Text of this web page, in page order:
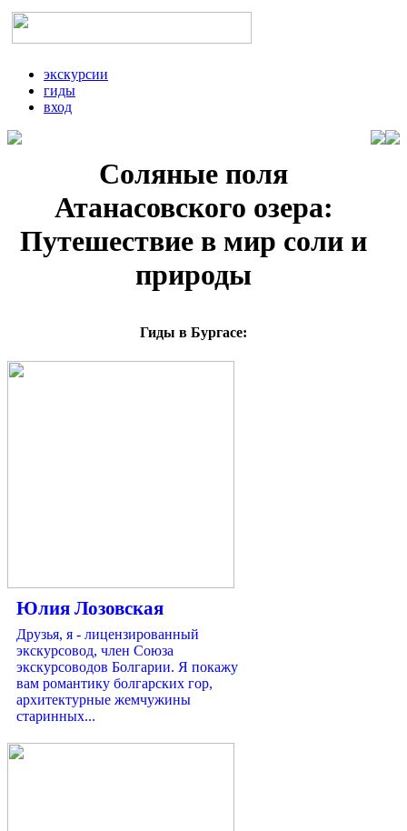
экскурсии
гиды
вход
Соляные поля
Атанасовского озера:
Путешествие в мир соли и
природы
Гиды в Бургасе:
Юлия Лозовская
Друзья, я - лицензированный
экскурсовод, член Союза
экскурсоводов Болгарии. Я покажу
вам романтику болгарских гор,
архитектурные жемчужины
старинных...